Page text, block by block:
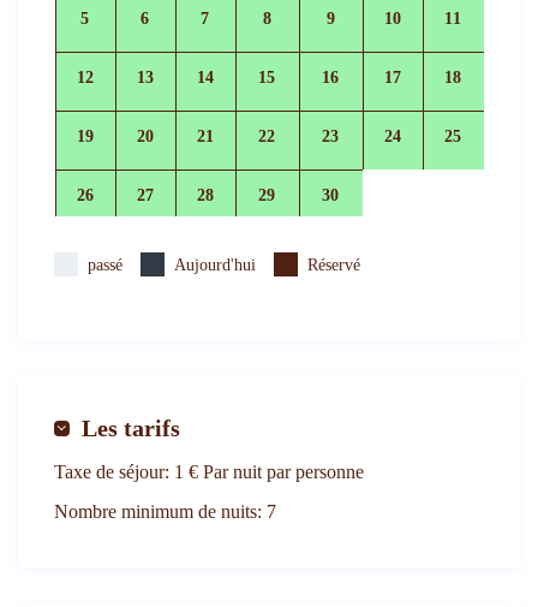
5 6 7 8 9 10 11
12 13 14 15 16 17 18
19 20 21 22 23 24 25
26 27 28 29 30
passé Aujourd'hui Réservé
Les tarifs
Taxe de séjour: 1 € Par nuit par personne
Nombre minimum de nuits: 7